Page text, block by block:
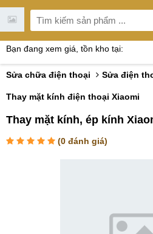
Bạn đang xem giá, tồn kho tại:
Sửa chữa điện thoại Sửa điện
Thay mặt kính điện thoại Xiaomi
Thay mặt kính, ép kính
(0 đánh giá)